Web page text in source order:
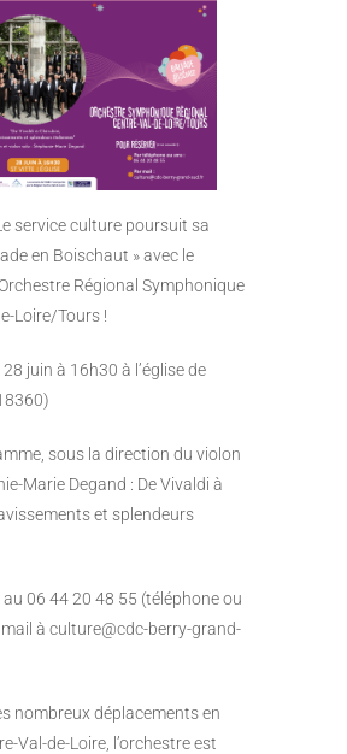
service culture poursuit sa
en Boischaut » avec le
Régional Symphonique
Loire/Tours !
juin à 16h30 à l’église de
sous la direction du violon
Marie Degand : De Vivaldi à
et splendeurs
06 44 20 48 55 (téléphone ou
à culture@cdc-berry-grand-
nombreux déplacements en
Val-de-Loire, l’orchestre est